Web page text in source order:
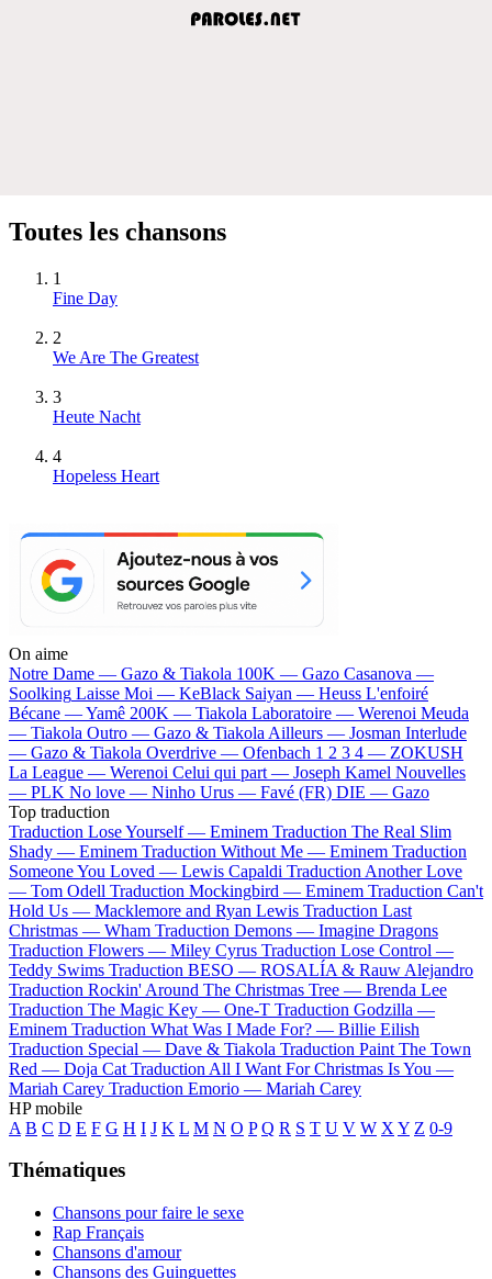
Toutes les chansons
1
Fine Day
2
We Are The Greatest
3
Heute Nacht
4
Hopeless Heart
On aime
Notre Dame — Gazo & Tiakola 100K — Gazo Casanova —
Soolking Laisse Moi — KeBlack Saiyan — Heuss L'enfoiré
Bécane —Yamê 200K — Tiakola Laboratoire — Werenoi Meuda
— Tiakola Outro — Gazo & Tiakola Ailleurs — Josman Interlude
— Gazo & Tiakola Overdrive — Ofenbach 1 2 3 4 — ZOKUSH
La League — Werenoi Celui qui part — Joseph Kamel Nouvelles
— PLK No love — Ninho Urus — Favé (FR) DIE — Gazo
Top traduction
Traduction Lose Yourself — Eminem Traduction The Real Slim
Shady — Eminem Traduction Without Me — Eminem Traduction
Someone You Loved — Lewis Capaldi Traduction Another Love
— Tom Odell Traduction Mockingbird — Eminem Traduction Can't
Hold Us — Macklemore and Ryan Lewis Traduction Last
Christmas — Wham Traduction Demons — Imagine Dragons
Traduction Flowers — Miley Cyrus Traduction Lose Control —
Teddy Swims Traduction BESO — ROSALÍA & Rauw Alejandro
Traduction Rockin' Around The Christmas Tree — Brenda Lee
Traduction The Magic Key — One-T Traduction Godzilla —
Eminem Traduction What Was I Made For? — Billie Eilish
Traduction Special — Dave & Tiakola Traduction Paint The Town
Red — Doja Cat Traduction All I Want For Christmas Is You —
Mariah Carey Traduction Emorio — Mariah Carey
HP mobile
A B C D E F G H I J K L M N O P Q R S T U V W X Y Z 0-9
Thématiques
Chansons pour faire le sexe
Rap Français
Chansons d'amour
Chansons des Guinguettes